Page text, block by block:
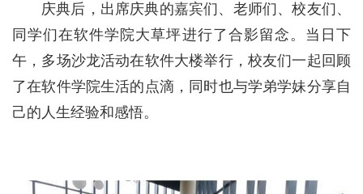
庆典后，出席庆典的嘉宾们、老师们、校友们、
同学们在软件学院大草坪进行了合影留念。当日下
午，多场沙龙活动在软件大楼举行，校友们一起回顾
了在软件学院生活的点滴，同时也与学弟学妹分享自
己的人生经验和感悟。